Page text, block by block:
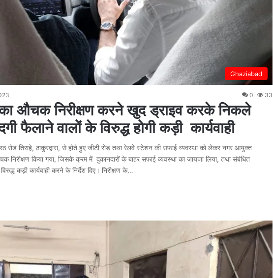
Ghaziabad
0 33
औचक निरीक्षण करने खुद ड्राइव करके निकले
फैलाने वालों के विरुद्ध होगी कड़ी कार्यवाही
रोड तिराहे, ठाकुरद्वारा, से होते हुए जीटी रोड तथा रेलवे स्टेशन की सफाई व्यवस्था को लेकर नगर आयुक्त
औचक निरीक्षण किया गया, जिसके क्रम में दुकानदारों के बाहर सफाई व्यवस्था का जायजा लिया, तथा संबंधित
कड़ी कार्यवाही करने के निर्देश दिए। निरीक्षण के…